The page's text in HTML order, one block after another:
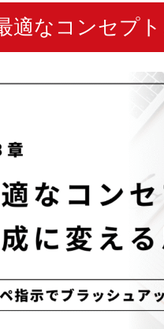
なコンセプト